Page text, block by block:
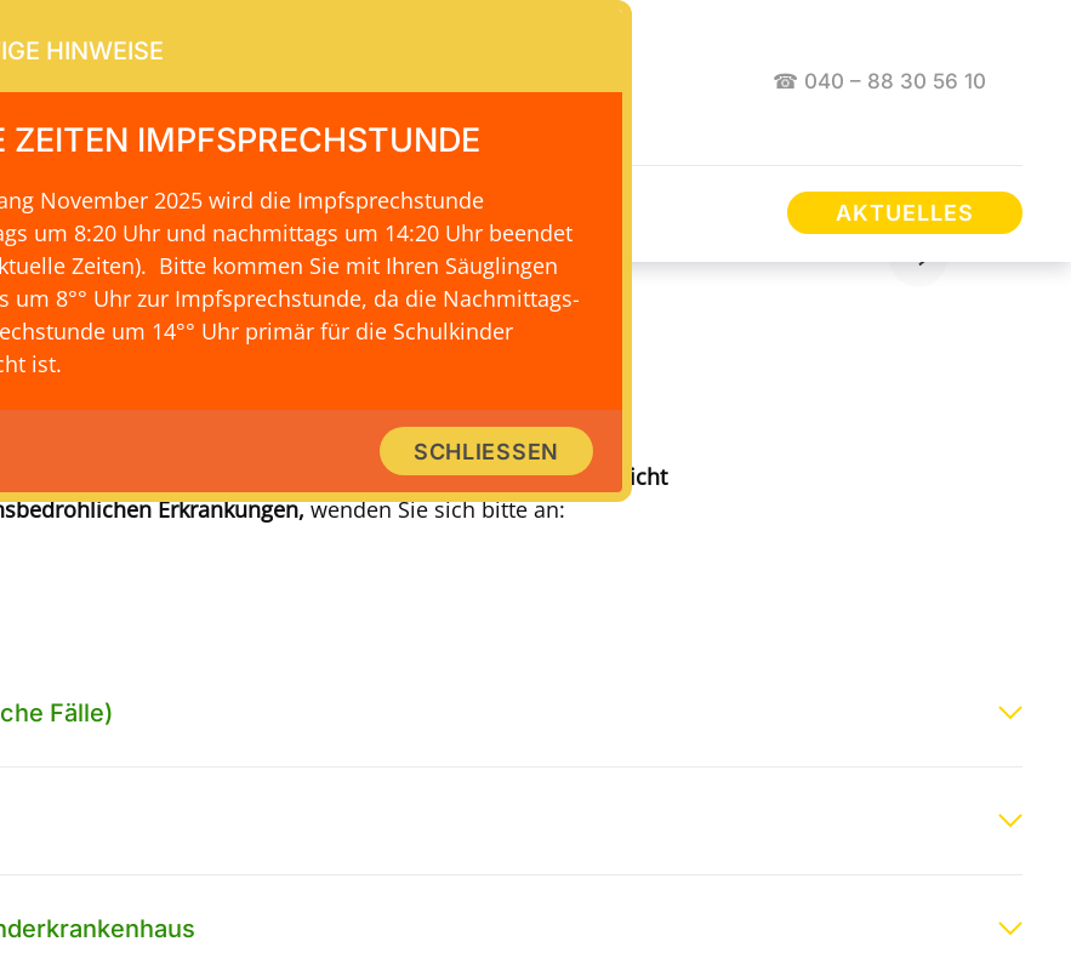
☎ 040 – 88 30 56 10
KONTAKT & LAGE AKTUELLES
AUSSERHALB UNSERER SPRECHSTUNDE
Hilfe im Notfall
akuten Erkrankungen außerhalb unserer Öffnungszeiten
nicht
Erkrankungen,wenden Sie sich bitte an:
Fälle)
HINWEISE
ZEITEN IMPFSPRECHSTUNDE
November 2025 wird die Impfsprechstunde
um 8:20 Uhr und nachmittags um 14:20 Uhr beendet
Zeiten). Bitte kommen Sie mit Ihren Säuglingen
um 8°° Uhr zur Impfsprechstunde, da die Nachmittags-
um 14°° Uhr primär für die Schulkinder
ist.
SCHLIESSEN